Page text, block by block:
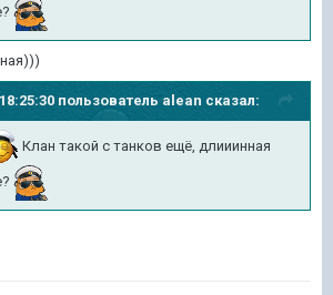
пользователь alean сказал:
Клан такой с танков ещё, длииинная